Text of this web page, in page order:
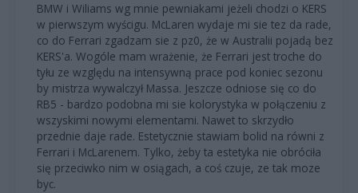
BMW i Wiliams wg mnie pewniakami jeżeli chodzi o KERS
w pierwszym wyścigu. McLaren wydaje mi sie tez da rade,
co do Ferrari zgadzam sie z pz0, że w Australii pojadą bez
KERS'a. Wogóle mam wrażenie, że Ferrari jest troche do
tyłu ze względu na intensywną prace pod koniec sezonu
by mistrza wywalczył Massa. Jeszcze odniose się co do
RB5 - bardzo podobna mi sie kolorystyka w połączeniu z
wszyskimi nowymi elementami. Nawet to skrzydło
przednie daje rade. Estetycznie stawiam bolid na równi z
Ferrari i McLarenem. Tylko, żeby ta estetyka nie obróciła
się przeciwko nim w osiągach, a coś czuje, ze tak moze
byc.